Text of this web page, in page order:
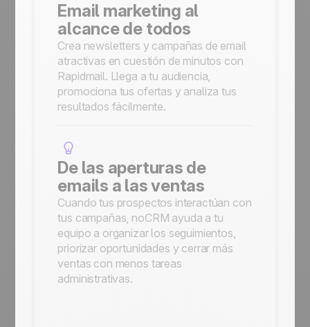
Email marketing al
alcance de todos
Crea newsletters y campañas de email
atractivas en cuestión de minutos con
Rapidmail. Llega a tu audiencia,
promociona tus ofertas y analiza tus
resultados fácilmente.
De las aperturas de
emails a las ventas
Cuando tus prospectos interactúan con
tus campañas, noCRM ayuda a tu
equipo a organizar los seguimientos,
priorizar oportunidades y cerrar más
ventas con menos tareas
administrativas.